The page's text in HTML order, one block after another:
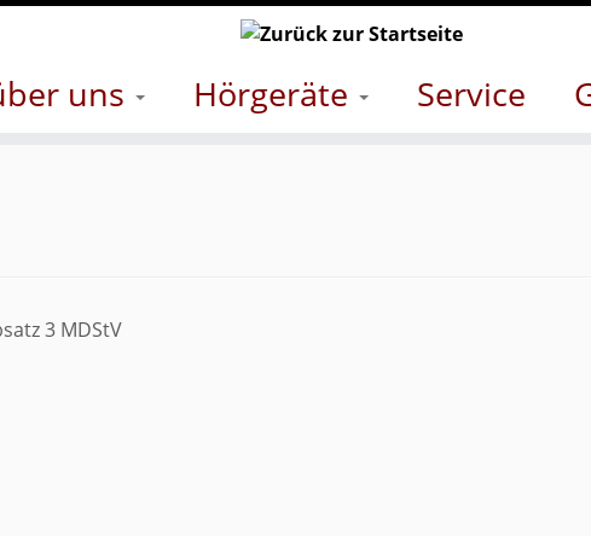
uns Hörgeräte Service
3 MDStV